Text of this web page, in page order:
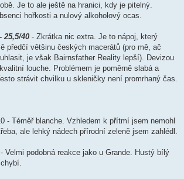
Je to ale ještě na hranici, kdy je pitelný.
hořkosti a nulový alkoholový ocas.
25,5/40 - Zkrátka nic extra. Je to nápoj, který
předčí většinu českých macerátů (pro mě, ač
je však Bairnsfather Reality lepší). Devizou
louche. Problémem je poměrně slabá a
strávit chvilku u skleničky není promrhaný čas.
- Téměř blanche. Vzhledem k přítmí jsem nemohl
ale lehký nádech přírodní zeleně jsem zahlédl.
Velmi podobná reakce jako u Grande. Hustý bílý